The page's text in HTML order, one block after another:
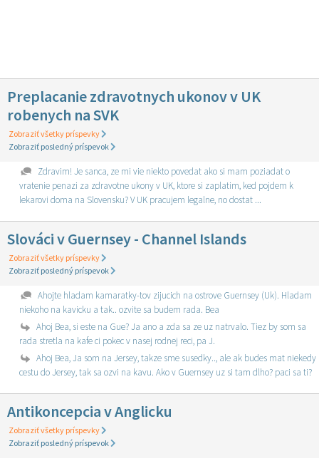
Preplacanie zdravotnych ukonov v UK
robenych na SVK
Zobraziť všetky príspevky
Zobraziť posledný príspevok
Zdravim! Je sanca, ze mi vie niekto povedat ako si mam poziadat o
vratenie penazi za zdravotne ukony v UK, ktore si zaplatim, ked pojdem k
lekarovi doma na Slovensku? V UK pracujem legalne, no dostat ...
Slováci v Guernsey - Channel Islands
Zobraziť všetky príspevky
Zobraziť posledný príspevok
Ahojte hladam kamaratky-tov zijucich na ostrove Guernsey (Uk). Hladam
niekoho na kavicku a tak.. ozvite sa budem rada. Bea
Ahoj Bea, si este na Gue? Ja ano a zda sa ze uz natrvalo. Tiez by som sa
rada stretla na kafe ci pokec v nasej rodnej reci, pa J.
Ahoj Bea, Ja som na Jersey, takze sme susedky.., ale ak budes mat niekedy
cestu do Jersey, tak sa ozvi na kavu. Ako v Guernsey uz si tam dlho? paci sa ti?
Antikoncepcia v Anglicku
Zobraziť všetky príspevky
Zobraziť posledný príspevok